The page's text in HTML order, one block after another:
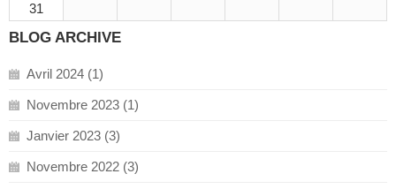
31
BLOG ARCHIVE
Avril 2024 (1)
Novembre 2023 (1)
Janvier 2023 (3)
Novembre 2022 (3)